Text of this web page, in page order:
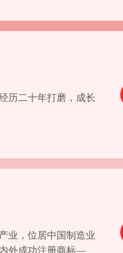
历二十年打磨，成长
业，位居中国制造业
内外成功注册商标——